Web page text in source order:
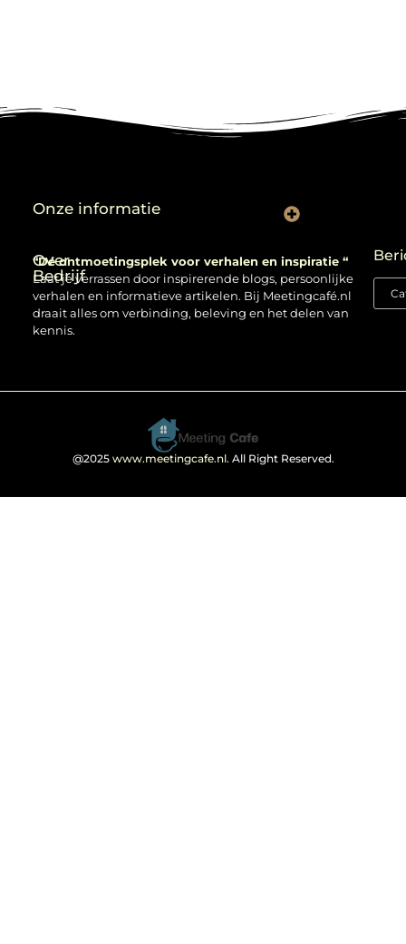
Over
Bedrijf
“Dé ontmoetingsplek voor verhalen en inspiratie “
Laat je verrassen door inspirerende blogs, persoonlijke
verhalen en informatieve artikelen. Bij Meetingcafé.nl
draait alles om verbinding, beleving en het delen van
kennis.
Onze informatie
@2025 www.meetingcafe.nl. All Right Reserved.